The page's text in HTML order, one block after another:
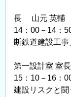
(株)大林
長 山元 英輔
14：00－14：
断鉄道建設工事
大成建
第一設計室 室
15：10－16：
建設リスクと闘